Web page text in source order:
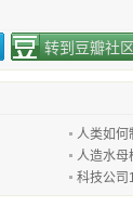
转到豆瓣社
人类如何
人造水母
科技公司